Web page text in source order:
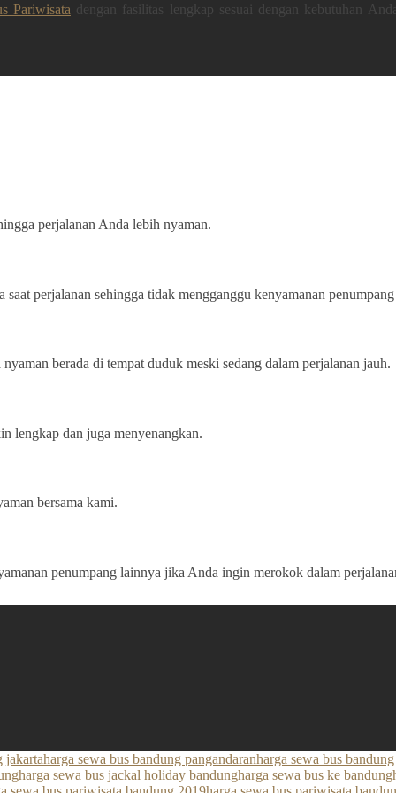
Pariwisata dengan fasilitas lengkap sesuai dengan kebutuhan
perjalanan Anda lebih nyaman.
perjalanan sehingga tidak mengganggu kenyamanan
berada di tempat duduk meski sedang dalam perjalanan jauh.
lengkap dan juga menyenangkan.
bersama kami.
penumpang lainnya jika Anda ingin merokok dalam
jakartaharga sewa bus bandung pangandaranharga sewa bus bandung
harga sewa bus jackal holiday bandungharga sewa bus ke bandung